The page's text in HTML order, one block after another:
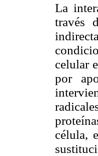
La
través
celular
por
célula,